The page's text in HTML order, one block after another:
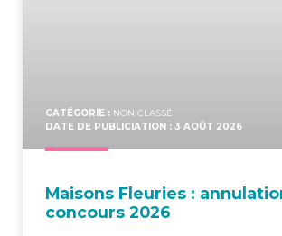
CATÉGORIE : NON CLASSÉ
DATE DE PUBLICIATION : 3 AOÛT 2026
Mai­sons Fleu­ries :
concours 2026